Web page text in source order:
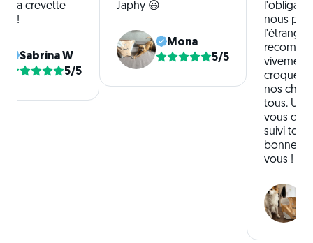
la crevette
!
Sabrina W
5/5
Japhy 😃
Mona
5/5
nous
vivement
nos
tous. Un
vous de
suivi tout
bonne
vous !